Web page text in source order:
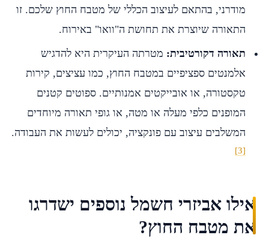
מודרני, בהתאם לעיצוב הכללי של מטבח החוץ שלכם. זו
התאורה שיוצרת את תחושת ה"וואו" באירוח.
תאורה דקורטיבית: מטרתה העיקרית היא להדגיש
אלמנטים ספציפיים במטבח החוץ, כמו עציצים, קירות
טקסטורה, או אובייקטים אמנותיים. ספוטים קטנים
המופנים כלפי מעלה או מטה, או גופי תאורה מיוחדים
המשלבים עיצוב עם פונקציה, יכולים לעשות את העבודה.
[3]
אילו אביזרי חשמל נוספים ישדרגו
את מטבח החוץ?